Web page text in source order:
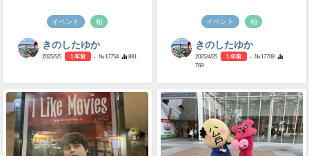
イベント 柏
きのしたゆか
2025/5/5 1 年前 - №17754 881
イベント 柏
きのしたゆか
2025/4/25 1 年前
- №17708
769